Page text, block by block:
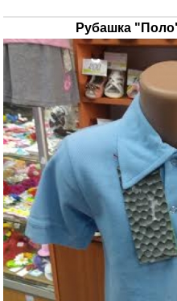
Рубашка